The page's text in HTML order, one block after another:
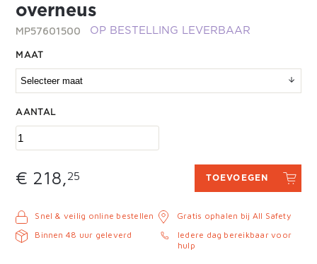
overneus
MP57601500 OP BESTELLING LEVERBAAR
MAAT
AANTAL
€ 218,25 TOEVOEGEN
Snel & veilig online bestellen
Binnen 48 uur geleverd
Gratis ophalen bij All Safety
Iedere dag bereikbaar voor
hulp